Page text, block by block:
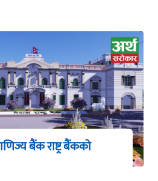
बैंक राष्ट्र बैंकको